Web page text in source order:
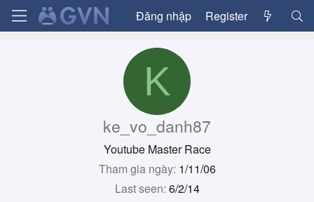
Đăng nhập Register
K
ke_vo_danh87
Youtube Master Race
Tham gia ngày 1/11/06
Last seen 6/2/14